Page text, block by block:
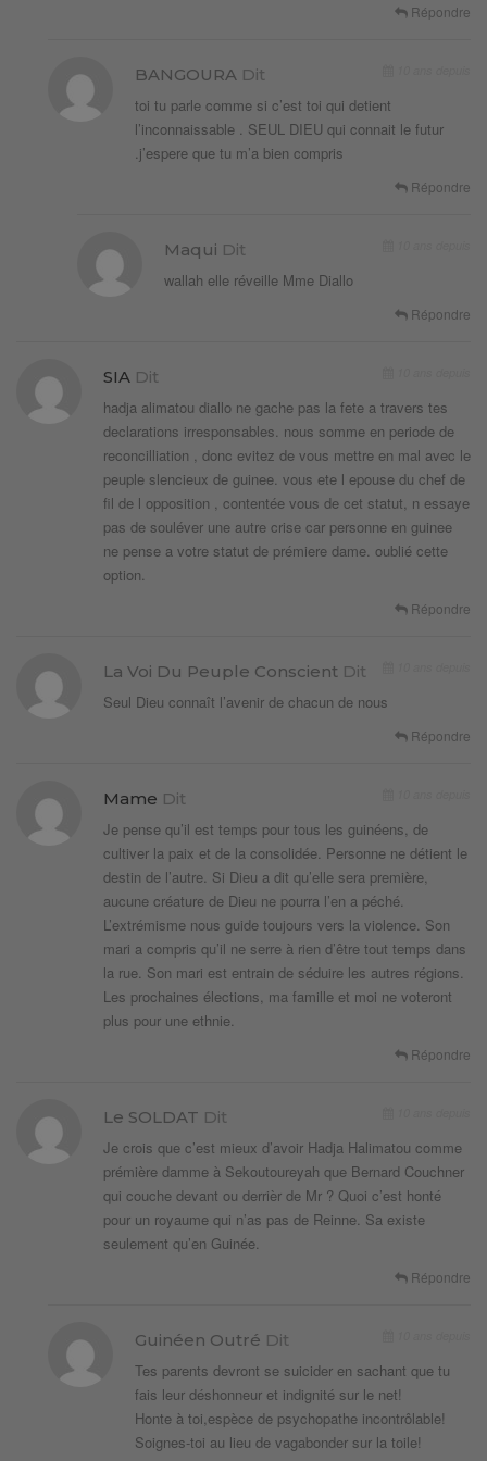
Répondre
BANGOURA Dit
toi tu parle comme si c’est toi qui detient
l’inconnaissable . SEUL DIEU qui connait le futur
.j’espere que tu m’a bien compris
Répondre
Maqui Dit
wallah elle réveille Mme Diallo
Répondre
SIA Dit
hadja alimatou diallo ne gache pas la fete a travers tes
declarations irresponsables. nous somme en periode de
reconcilliation , donc evitez de vous mettre en mal avec le
peuple slencieux de guinee. vous ete l epouse du chef de
fil de l opposition , contentée vous de cet statut, n essaye
pas de souléver une autre crise car personne en guinee
ne pense a votre statut de prémiere dame. oublié cette
option.
Répondre
La Voi Du Peuple Conscient Dit
Seul Dieu connaît l’avenir de chacun de nous
Répondre
Mame Dit
Je pense qu’il est temps pour tous les guinéens, de
cultiver la paix et de la consolidée. Personne ne détient le
destin de l’autre. Si Dieu a dit qu’elle sera première,
aucune créature de Dieu ne pourra l’en a péché.
L’extrémisme nous guide toujours vers la violence. Son
mari a compris qu’il ne serre à rien d’être tout temps dans
la rue. Son mari est entrain de séduire les autres régions.
Les prochaines élections, ma famille et moi ne voteront
plus pour une ethnie.
Répondre
Le SOLDAT Dit
Je crois que c’est mieux d’avoir Hadja Halimatou comme
prémière damme à Sekoutoureyah que Bernard Couchner
qui couche devant ou derrièr de Mr ? Quoi c’est honté
pour un royaume qui n’as pas de Reinne. Sa existe
seulement qu’en Guinée.
Répondre
Guinéen Outré Dit
Tes parents devront se suicider en sachant que tu
fais leur déshonneur et indignité sur le net!
Honte à toi,espèce de psychopathe incontrôlable!
Soignes-toi au lieu de vagabonder sur la toile!